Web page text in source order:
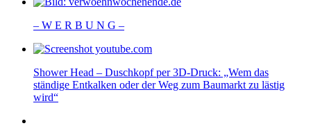
– W Ε R Β U Ν G –
Shower Head – Duschkopf per 3D-Druck: „Wem das
ständige Entkalken oder der Weg zum Baumarkt zu lästig
wird“